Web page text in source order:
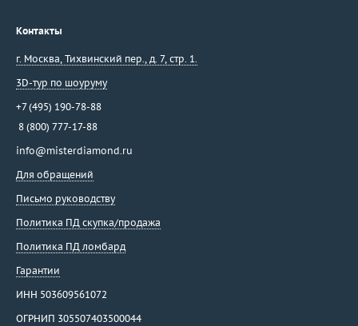
Контакты
г. Москва, Тихвинский пер., д. 7, стр. 1.
3D-тур по шоуруму
+7 (495) 190-78-88
8 (800) 777-17-88
info@misterdiamond.ru
Для обращений
Письмо руководству
Политика ПД скупка/продажа
Политика ПД ломбард
Гарантии
ИНН 503609561072
ОГРНИП 305507403500044